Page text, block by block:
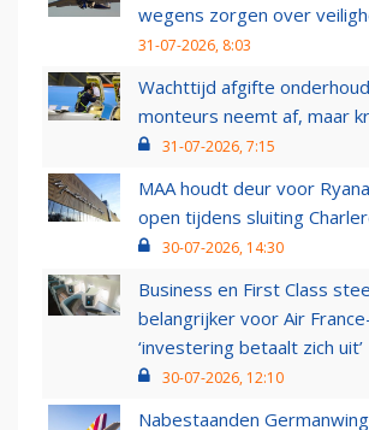
wegens zorgen over
31-07-2026, 8:03
Wachttijd afgifte
monteurs neemt af, maar
31-07-2026, 7:15
MAA houdt deur voor
open tijdens sluiting
30-07-2026, 14:30
Business en First Class
belangrijker voor Air
‘investering betaalt zich uit’
30-07-2026, 12:10
Nabestaanden